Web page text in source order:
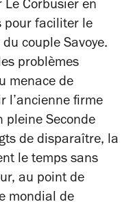
Le Corbusier en
pour faciliter le
couple Savoye.
problèmes
menace de
l’ancienne firme
pleine Seconde
de disparaître, la
le temps sans
au point de
mondial de